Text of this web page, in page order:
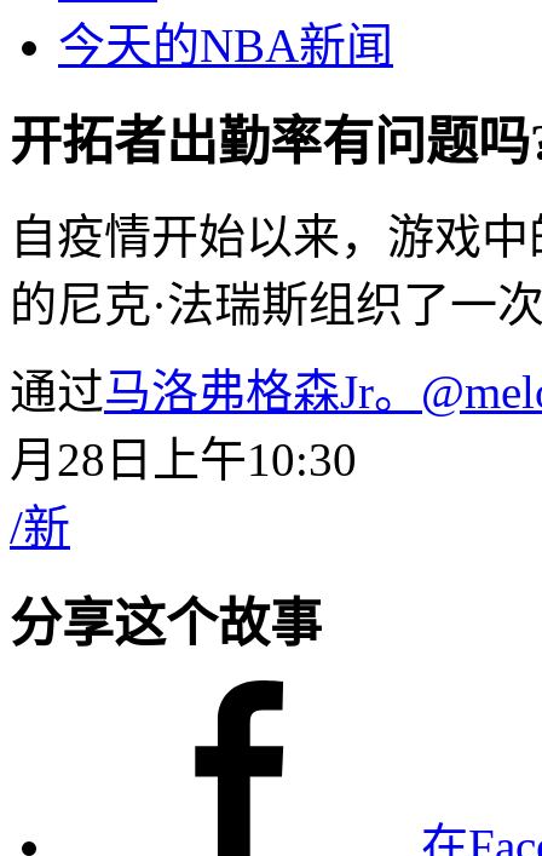
今天的NBA新闻
开拓者出勤率有问题吗
自疫情开始以来，游戏
的尼克·法瑞斯组织了一
通过马洛弗格森Jr。
月28日上午10:30
/新
分享这个故事
在